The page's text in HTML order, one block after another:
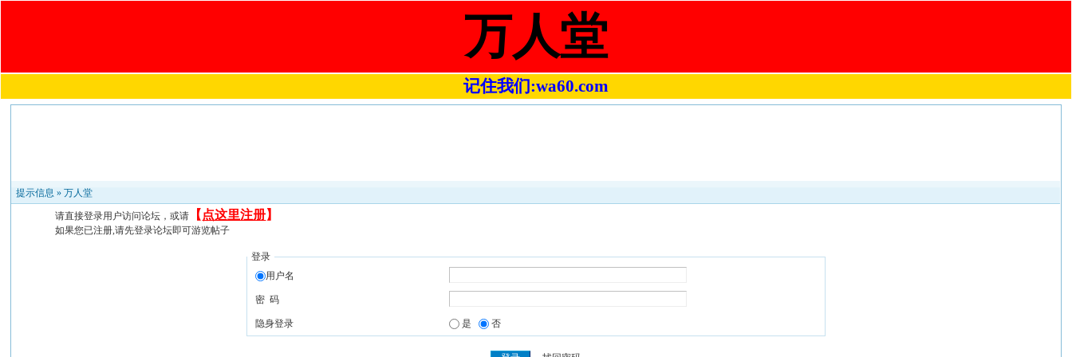
万人堂
记住我们:wa60.com
提示信息 »万人堂
请直接登录用户访问论坛，或请 【 点这里注册】
如果您已注册,请先登录论坛即可游览帖子
登录
用户名
密 码
隐身登录 是 否